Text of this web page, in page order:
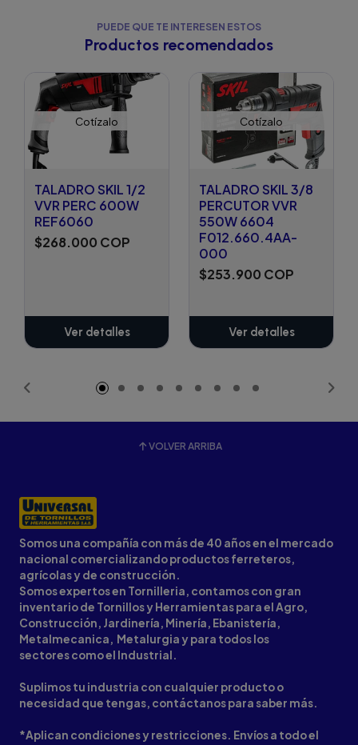
PUEDE QUE TE INTERESEN ESTOS
Productos recomendados
Cotízalo
TALADRO SKIL 1/2
VVR PERC 600W
REF6060
$268.000 COP
Ver detalles
Cotízalo
TALADRO SKIL 3/8
PERCUTOR VVR
550W 6604
F012.660.4AA-
000
$253.900 COP
Ver detalles
VOLVER ARRIBA
Somos una compañía con más de 40 años en el mercado
nacional comercializando productos ferreteros,
agrícolas y de construcción.
Somos expertos en Tornilleria, contamos con gran
inventario de Tornillos y Herramientas para el Agro,
Construcción, Jardinería, Minería, Ebanistería,
Metalmecanica, Metalurgia y para todos los
sectores como el Industrial.
Suplimos tu industria con cualquier producto o
necesidad que tengas, contáctanos para saber más.
*Aplican condiciones y restricciones. Envíos a todo el